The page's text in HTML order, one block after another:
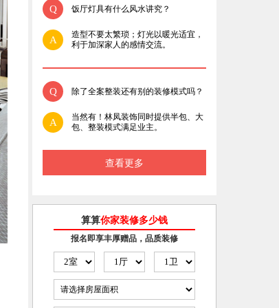
Q 饭厅灯具有什么风水讲究？
A
造型不要太繁琐；灯光以暖光适宜，
利于加深家人的感情交流。
Q 除了全案整装还有别的装修模式吗？
A
当然有！林凤装饰同时提供半包、大
包、整装模式满足业主。
查看更多
算算你家装修多少钱
报名即享丰厚赠品，品质装修